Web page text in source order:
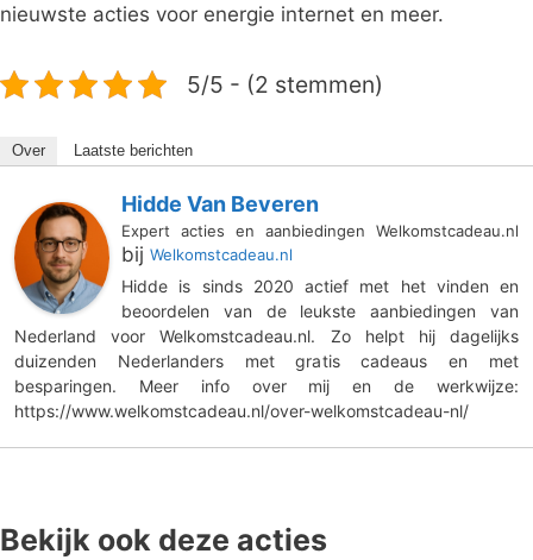
nieuwste acties voor energie internet en meer.
5/5 - (2 stemmen)
Over Laatste berichten
Hidde Van Beveren
Expert acties en aanbiedingen Welkomstcadeau.nl
bij Welkomstcadeau.nl
Hidde is sinds 2020 actief met het vinden en
beoordelen van de leukste aanbiedingen van
Nederland voor Welkomstcadeau.nl. Zo helpt hij dagelijks
duizenden Nederlanders met gratis cadeaus en met
besparingen. Meer info over mij en de werkwijze:
https://www.welkomstcadeau.nl/over-welkomstcadeau-nl/
Bekijk ook deze acties